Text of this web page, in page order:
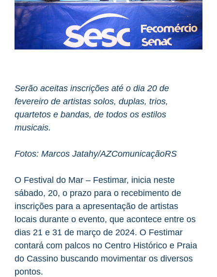
Serão aceitas inscrições até o dia 20 de
fevereiro de artistas solos, duplas, trios,
quartetos e bandas, de todos os estilos
musicais.
Fotos: Marcos Jatahy/AZComunicaçãoRS
O Festival do Mar – Festimar, inicia neste
sábado, 20, o prazo para o recebimento de
inscrições para a apresentação de artistas
locais durante o evento, que acontece entre os
dias 21 e 31 de março de 2024. O Festimar
contará com palcos no Centro Histórico e Praia
do Cassino buscando movimentar os diversos
pontos.